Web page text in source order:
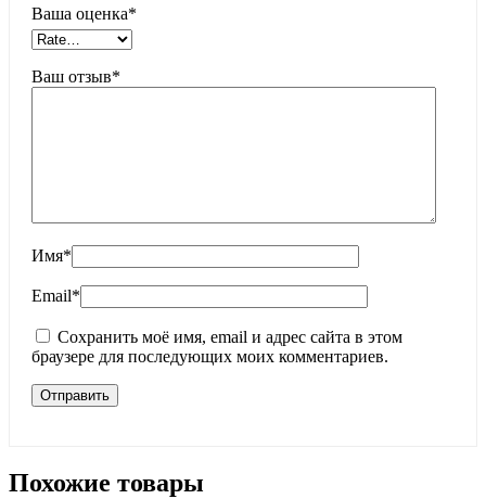
Ваша оценка*
Ваш отзыв*
Имя*
Email*
Сохранить моё имя, email и адрес сайта в этом
браузере для последующих моих комментариев.
Похожие товары